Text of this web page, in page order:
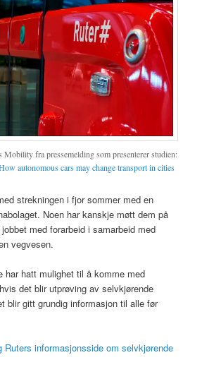
fra pressemelding som presenterer studien:
autonomous cars may change transport in cities
strekningen i fjor sommer med en
Noen har kanskje møtt dem på
med forarbeid i samarbeid med
vegvesen.
har hatt mulighet til å komme med
det blir utprøving av selvkjørende
blir gitt grundig informasjon til alle før
Ruters informasjonsside om selvkjørende